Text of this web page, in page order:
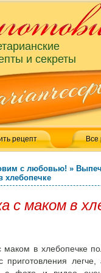
и секреты
рецепт Все
с любовью! »
хлебопечке
с маком в
маком в хлебопечке
приготовления